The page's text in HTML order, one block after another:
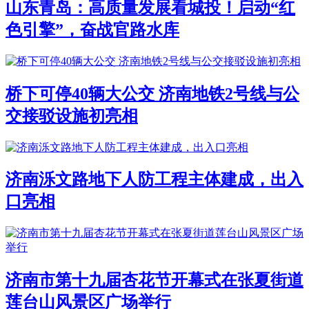
山东青岛：高质量发展看城投！启动“红
色引擎”，奋战官路水库
桥下可停40辆大公交 济南地铁2号线与公
交接驳设施初亮相
济南泺文路地下人防工程主体建成，出入
口亮相
济南市第十九届杏花节开幕式在张夏街道
莲台山风景区广场举行